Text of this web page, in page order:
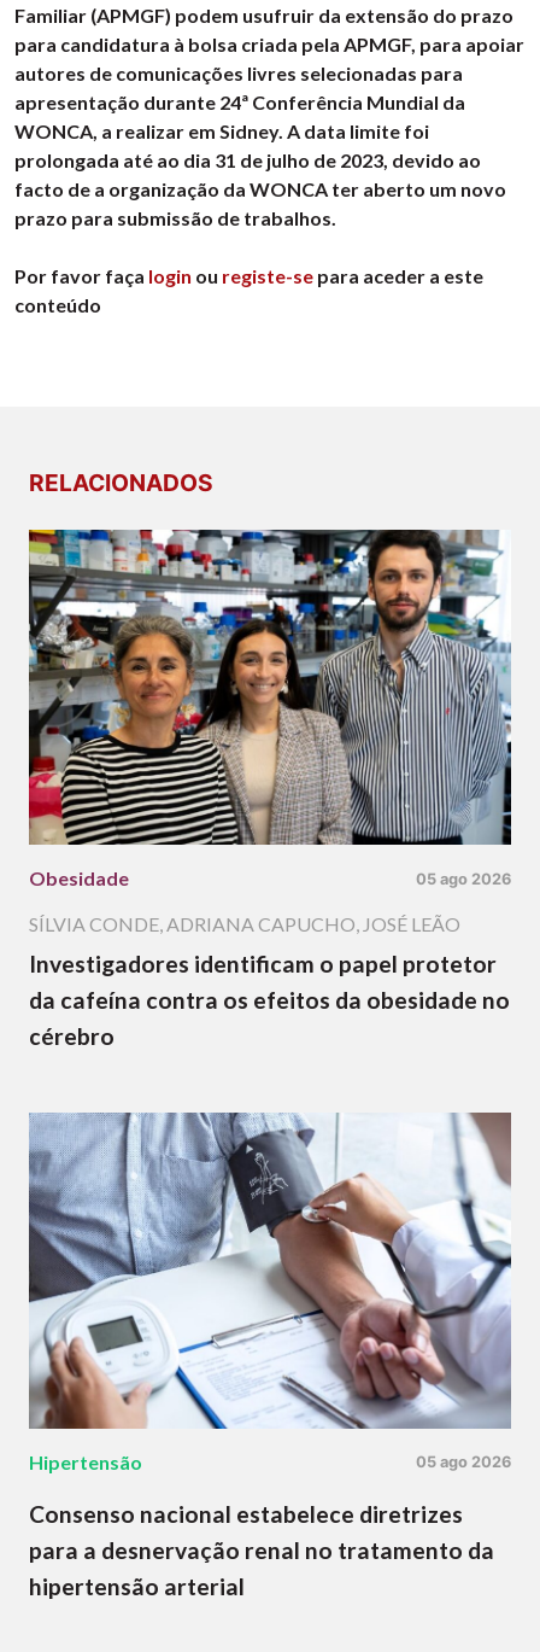
Familiar (APMGF) podem usufruir da extensão do prazo
para candidatura à bolsa criada pela APMGF, para apoiar
autores de comunicações livres selecionadas para
apresentação durante 24ª Conferência Mundial da
WONCA, a realizar em Sidney. A data limite foi
prolongada até ao dia 31 de julho de 2023, devido ao
facto de a organização da WONCA ter aberto um novo
prazo para submissão de trabalhos.
Por favor faça login ou registe-se para aceder a este
conteúdo
RELACIONADOS
Obesidade 05 ago 2026
SÍLVIA CONDE,ADRIANA CAPUCHO, JOSÉ LEÃO
Investigadores identificam o papel protetor
da cafeína contra os efeitos da obesidade no
cérebro
Hipertensão 05 ago 2026
Consenso nacional estabelece diretrizes
para a desnervação renal no tratamento da
hipertensão arterial